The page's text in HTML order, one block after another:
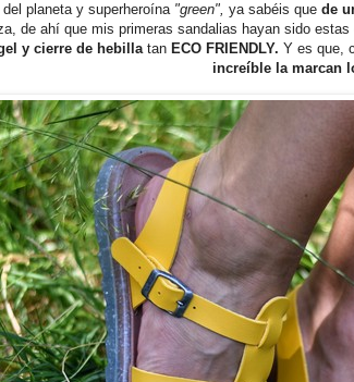
planeta y superheroína"green", ya sabéis que de
de ahí que mis primeras sandalias hayan sido estas
y cierre de hebillatanECO FRIENDLY. Y es que,
increíble la marcan